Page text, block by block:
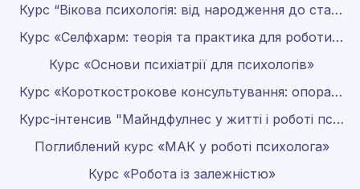
Курс “Вікова психологія: від народження до старості”
Курс «Селфхарм: теорія та практика для роботи психолога»
Курс «Основи психіатрії для психологів»
Курс «Короткострокове консультування: опора на результат»
Курс-інтенсив "Майндфулнес у житті і роботі психолога"
Поглиблений курс «МАК у роботі психолога»
Курс «Робота із залежністю»